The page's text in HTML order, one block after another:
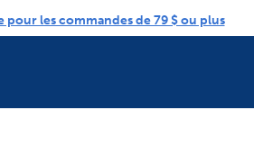
pour les commandes de 79 $ ou plus